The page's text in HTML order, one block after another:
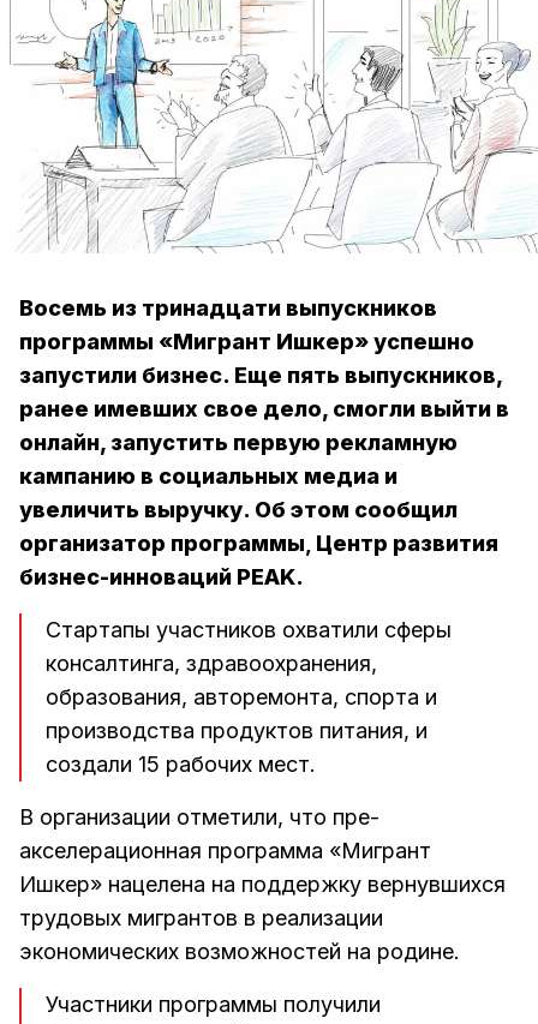
Восемь из тринадцати выпускников
программы «Мигрант Ишкер» успешно
запустили бизнес. Еще пять выпускников,
ранее имевших свое дело, смогли выйти в
онлайн, запустить первую рекламную
кампанию в социальных медиа и
увеличить выручку. Об этом сообщил
организатор программы, Центр развития
бизнес-инноваций PEAK.
Стартапы участников охватили сферы
консалтинга, здравоохранения,
образования, авторемонта, спорта и
производства продуктов питания, и
создали 15 рабочих мест.
В организации отметили, что пре-
акселерационная программа «Мигрант
Ишкер» нацелена на поддержку вернувшихся
трудовых мигрантов в реализации
экономических возможностей на родине.
Участники программы получили